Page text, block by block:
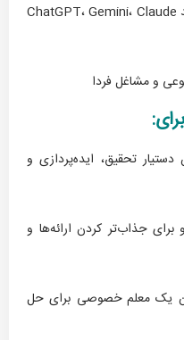
– شناخت و مقایسه ابزارهای برتر (مانند ChatGPT، Gemini، Claude
و مشاغل فردا
تحقیق، ایده‌پردازی و
جذاب‌تر کردن ارائه‌ها و
یک معلم خصوصی برای حل